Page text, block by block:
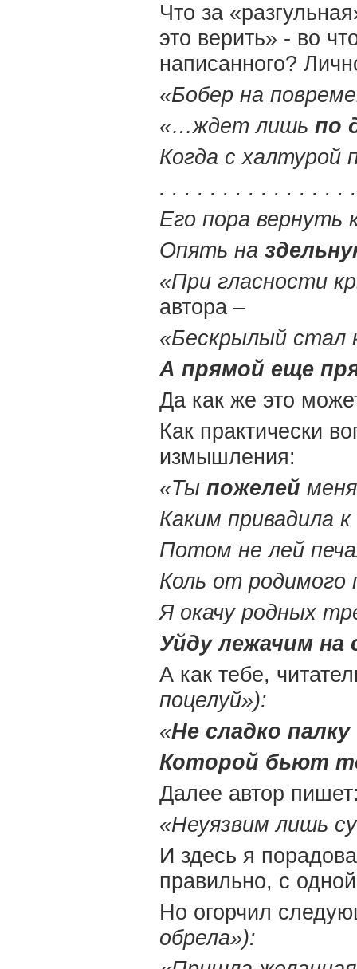
Что за
это верить» - во
написанного?
«Бобер на
«…ждет лишь по
Когда с халтурой
. . . . . . . . . . . . . . .
Его пора вернуть
Опять на
«При гласности
автора –
«Бескрылый
А прямой еще
Да как же это
Как практически
измышления:
«Ты пожелей
Каким привадила к
Потом не лей
Коль от родимого
Я окачу родных
Уйду лежачим на
А как тебе,
поцелуй»):
«Не сладко
Которой бьют
Далее автор
«Неуязвим лишь
И здесь я
правильно, с
Но огорчил
обрела»):